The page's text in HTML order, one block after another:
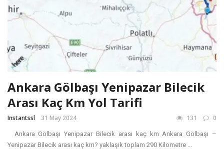
Ankara Gölbaşı Yenipazar Bilecik
Arası Kaç Km Yol Tarifi
Instantssl 31 May 2024 131 0
Ankara Gölbaşı Yenipazar Bilecik arası kaç km Ankara Gölbaşı –
Yenipazar Bilecik arası kaç km? yaklaşık toplam 290 Kilometre ...